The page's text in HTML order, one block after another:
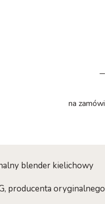
-
na
blender kielichowy
producenta